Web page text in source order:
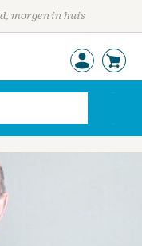
morgen in huis